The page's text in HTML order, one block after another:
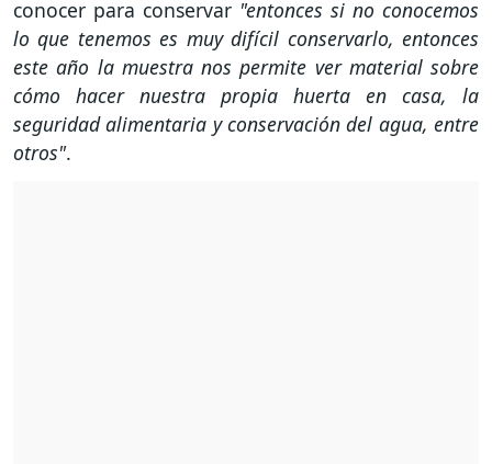
conocer para conservar "entonces si no conocemos
lo que tenemos es muy difícil conservarlo, entonces
este año la muestra nos permite ver material sobre
cómo hacer nuestra propia huerta en casa, la
seguridad alimentaria y conservación del agua, entre
otros".